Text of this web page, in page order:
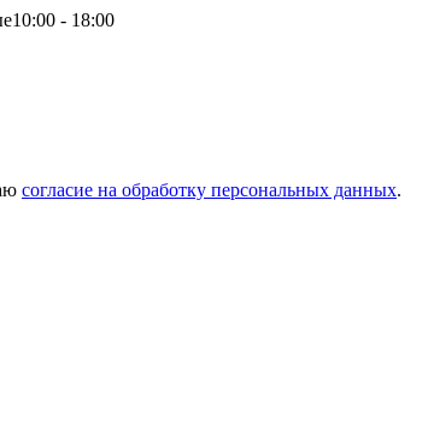
10:00 - 18:00
согласие на обработку персональных данных.